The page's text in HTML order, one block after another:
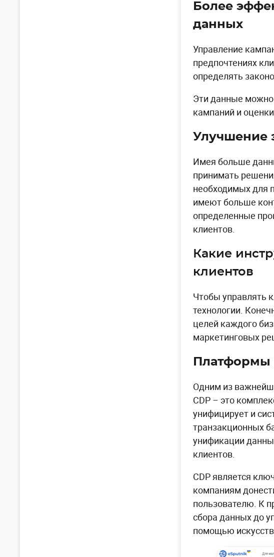
Более
данных
Управление
предпочтениях
определять
Эти данные можно
кампаний и
Улучшение
Имея больше
принимать
необходимых для
имеют больше
определенные
клиентов.
Какие
клиентов
Чтобы управлять
технологии.
целей каждого
маркетинговых
Платформы
Одним из
CDP – это
унифицирует и
транзакционных
унификации
клиентов.
CDP является
компаниям
пользователю. К
сбора данных до
помощью